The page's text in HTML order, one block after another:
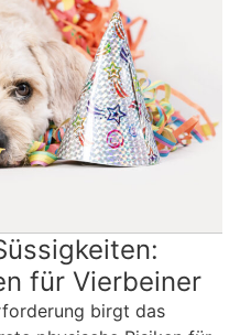
für Vierbeiner
birgt das